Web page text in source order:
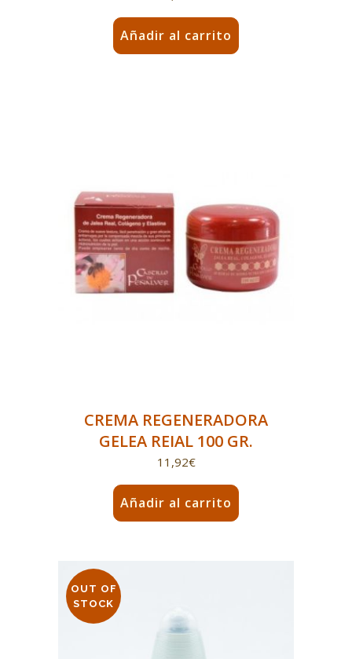
Añadir al carrito
CREMA REGENERADORA
GELEA REIAL 100 GR.
11,92€
Añadir al carrito
OUT OF
STOCK